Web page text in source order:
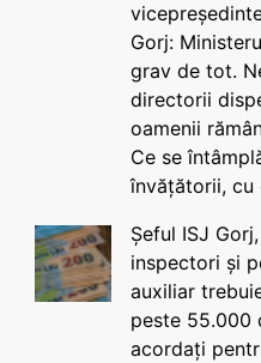
Gorj:
grav de tot.
directorii
oamenii
Ce se
învățătorii, cu
Șeful ISJ
inspectori și
auxiliar
peste 55.000
acordați